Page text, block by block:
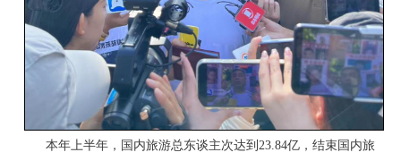
本年上半年，国内旅游总东谈主次达到23.84亿，结束国内旅